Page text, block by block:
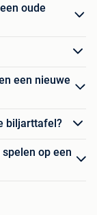
oude
een nieuwe
biljarttafel?
op een